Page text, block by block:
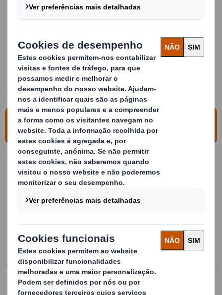
Simplificação dos movimentos internos da embalagem
Soluções telescópicas para produtos de densidade variável
Mover 1.000 Kg. num só movimento
Diminuição nos custos totais
Para obter mais informações, entre em
contato conosco
Contentor de cartão para 1,000L
ondulado para transporte e armazenagem
de 1.000 litros a granel. Com certificado
ISTA
Mais informação
Embalagens para exportação